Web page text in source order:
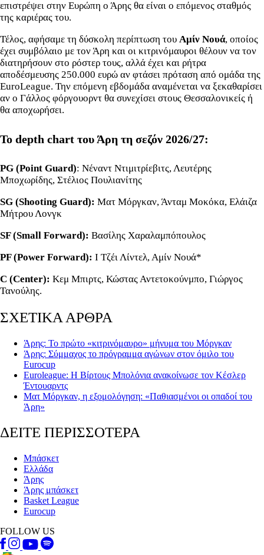
επιστρέψει στην Ευρώπη ο Άρης θα είναι ο επόμενος σταθμός
της καριέρας του.
Τέλος, αφήσαμε τη δύσκολη περίπτωση του Αμίν Νουά, οποίος
έχει συμβόλαιο με τον Άρη και οι κιτρινόμαυροι θέλουν να τον
διατηρήσουν στο ρόστερ τους, αλλά έχει και ρήτρα
αποδέσμευσης 250.000 ευρώ αν φτάσει πρόταση από ομάδα της
EuroLeague. Την επόμενη εβδομάδα αναμένεται να ξεκαθαρίσει
αν ο Γάλλος φόργουορντ θα συνεχίσει στους Θεσσαλονικείς ή
θα αποχωρήσει.
Το depth chart του Άρη τη σεζόν 2026/27:
PG (Point Guard): Νέναντ Ντιμιτρίεβιτς, Λευτέρης
Μποχωρίδης, Στέλιος Πουλιανίτης
SG (Shooting Guard): Ματ Μόργκαν, Άνταμ Μοκόκα, Ελάιζα
Μήτρου Λονγκ
SF (Small Forward): Βασίλης Χαραλαμπόπουλος
PF(Power Forward): Ι Τζέι Λίντελ, Αμίν Νουά*
C (Center): Κεμ Μπιρτς, Κώστας Αντετοκούνμπο, Γιώργος
Τανούλης.
ΣΧΕΤΙΚΑ ΑΡΘΡΑ
Άρης: Το πρώτο «κιτρινόμαυρο» μήνυμα του Μόργκαν
Άρης: Σύμμαχος το πρόγραμμα αγώνων στον όμιλο του
Eurocup
Euroleague: Η Βίρτους Μπολόνια ανακοίνωσε τον Κέσλερ
Έντουαρντς
Ματ Μόργκαν, η εξομολόγηση: «Παθιασμένοι οι οπαδοί του
Άρη»
ΔΕΙΤΕ ΠΕΡΙΣΣΟΤΕΡΑ
Μπάσκετ
Ελλάδα
Άρης
Άρης μπάσκετ
Basket League
Eurocup
FOLLOW US